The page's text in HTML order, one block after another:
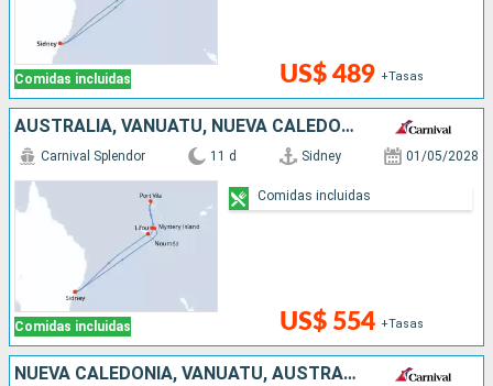
Comidas incluidas US$ 489 +Tasas
AUSTRALIA, VANUATU, NUEVA CALEDONIA
Comidas incluidas
Carnival Splendor 11 d Sidney 01/05/2028
US$ 554 +Tasas
Comidas incluidas
NUEVA CALEDONIA, VANUATU, AUSTRALIA